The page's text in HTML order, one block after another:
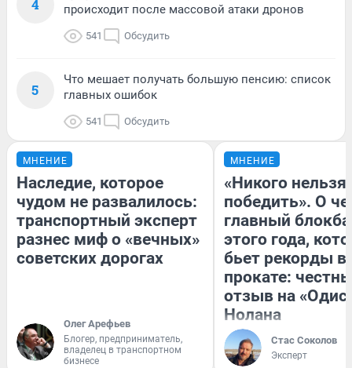
4
происходит после массовой атаки дронов
541 Обсудить
5
Что мешает получать большую пенсию: список
главных ошибок
541 Обсудить
МНЕНИЕ
Наследие, которое
чудом не развалилось:
транспортный эксперт
разнес миф о «вечных»
советских дорогах
Олег Арефьев
Блогер, предприниматель,
владелец в транспортном
бизнесе
МНЕНИЕ
«Никого нельзя
победить». О
главный
этого года,
бьет рекорды в
прокате:
отзыв на
Нолана
Стас Соколов
Эксперт